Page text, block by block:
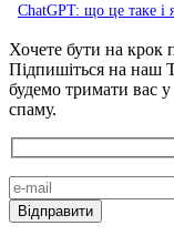
ChatGPT: що це таке і
Хочете бути на крок
Підпишіться на наш
будемо тримати вас
спаму.